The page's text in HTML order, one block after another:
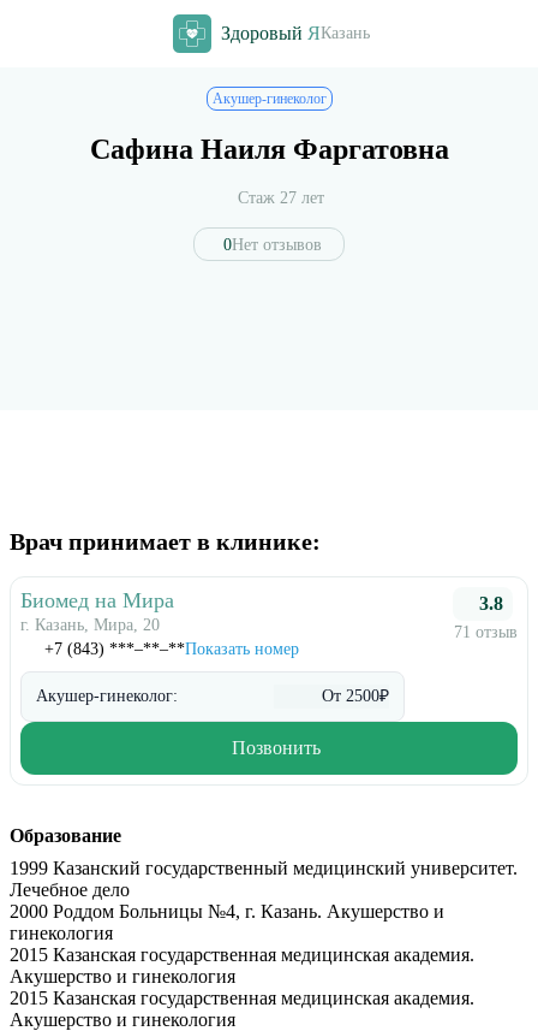
Здоровый ЯКазань
Акушер-гинеколог
Сафина Наиля Фаргатовна
Стаж 27 лет
0Нет отзывов
Врач принимает в клинике:
Биомед на Мира
г. Казань, Мира, 20
+7 (843) ***‒**‒**Показать номер
3.8
71 отзыв
Акушер-гинеколог: От 2500₽
Позвонить
Образование
1999 Казанский государственный медицинский университет.
Лечебное дело
2000 Роддом Больницы №4, г. Казань. Акушерство и
гинекология
2015 Казанская государственная медицинская академия.
Акушерство и гинекология
2015 Казанская государственная медицинская академия.
Акушерство и гинекология